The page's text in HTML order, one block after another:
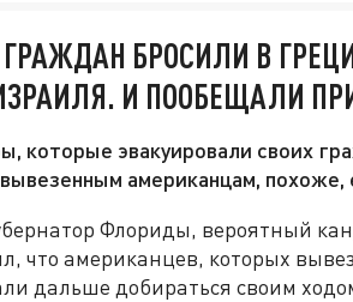
БРОСИЛИ В
И ПООБЕЩАЛИ
которые эвакуировали своих
американцам,
Флориды, вероятный
что американцев, которых
дальше добираться своим